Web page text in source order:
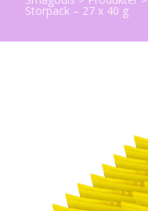
Storpack – 27 x 40 g